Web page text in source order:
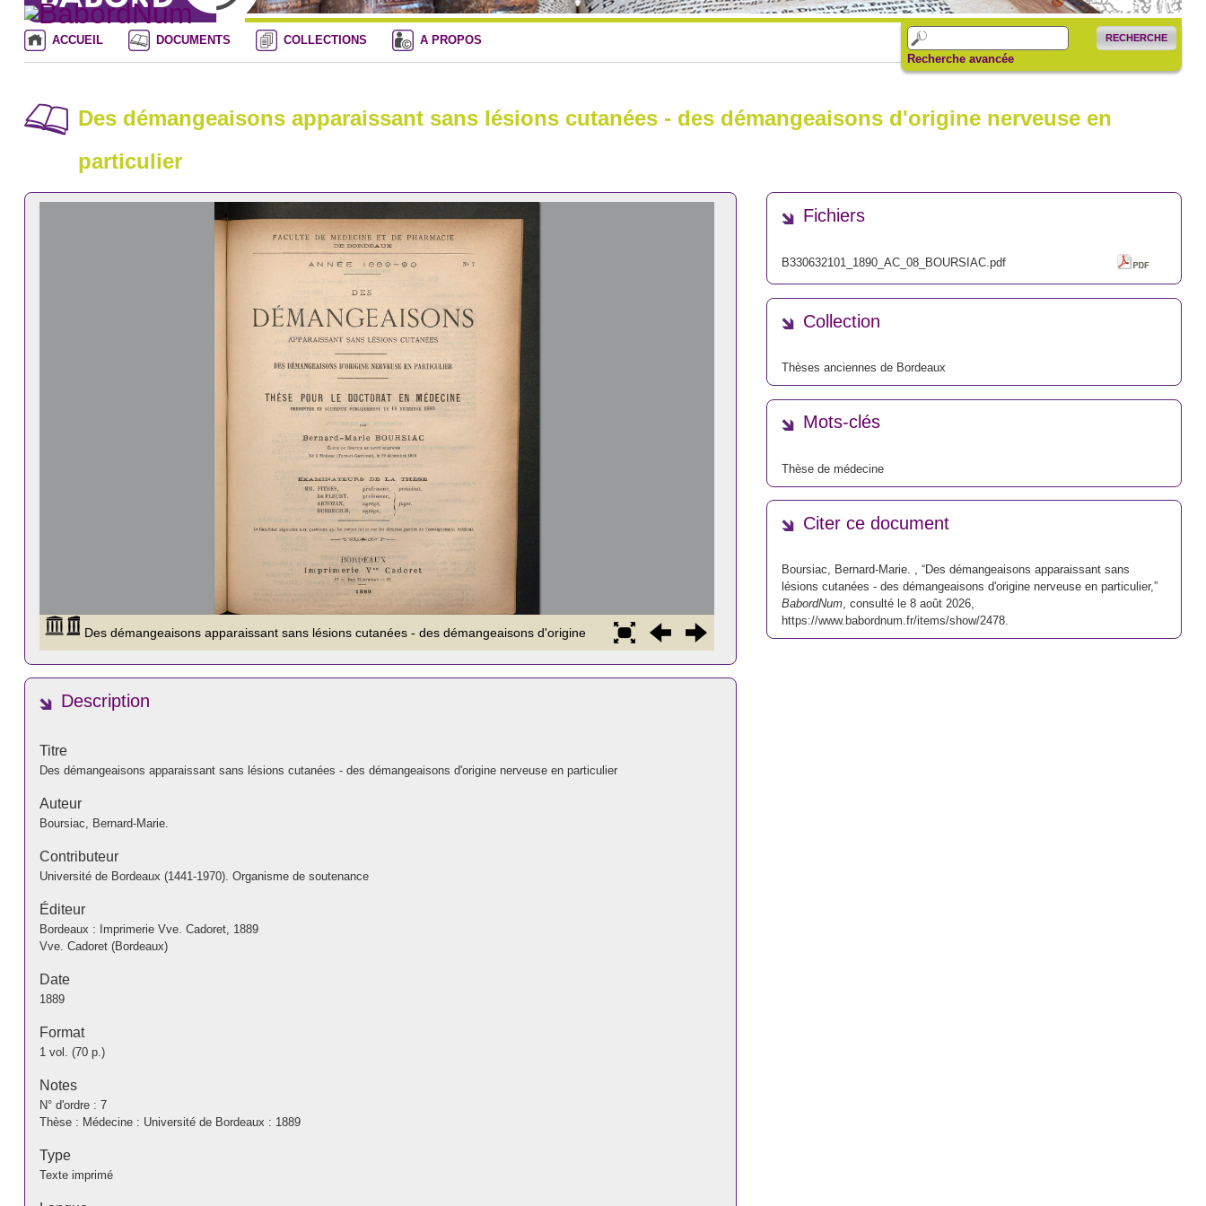
RECHERCHE
Recherche avancée
ACCUEIL DOCUMENTS COLLECTIONS A PROPOS
Des démangeaisons apparaissant sans lésions cutanées - des démangeaisons d'origine nerveuse en
particulier
Description
Titre
Des démangeaisons apparaissant sans lésions cutanées - des démangeaisons d'origine nerveuse en particulier
Auteur
Boursiac, Bernard-Marie.
Contributeur
Université de Bordeaux (1441-1970). Organisme de soutenance
Éditeur
Bordeaux : Imprimerie Vve. Cadoret, 1889
Vve. Cadoret (Bordeaux)
Date
1889
Format
1 vol. (70 p.)
Notes
N° d'ordre : 7
Thèse : Médecine : Université de Bordeaux : 1889
Type
Texte imprimé
Fichiers
B330632101_1890_AC_08_BOURSIAC.pdf
Collection
Thèses anciennes de Bordeaux
Mots-clés
Thèse de médecine
Citer ce document
Boursiac, Bernard-Marie. , “Des démangeaisons apparaissant sans
lésions cutanées - des démangeaisons d'origine nerveuse en particulier,”
BabordNum, consulté le 8 août 2026,
https://www.babordnum.fr/items/show/2478.